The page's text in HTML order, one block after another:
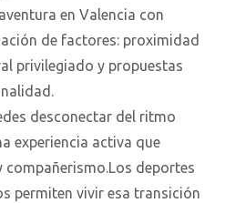
en Valencia con
de factores: proximidad
privilegiado y propuestas
desconectar del ritmo
experiencia activa que
deportes
permiten vivir esa transición